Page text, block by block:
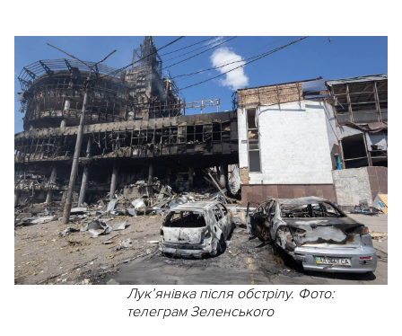
Лукʼянівка після обстрілу. Фото:
телеграм Зеленського